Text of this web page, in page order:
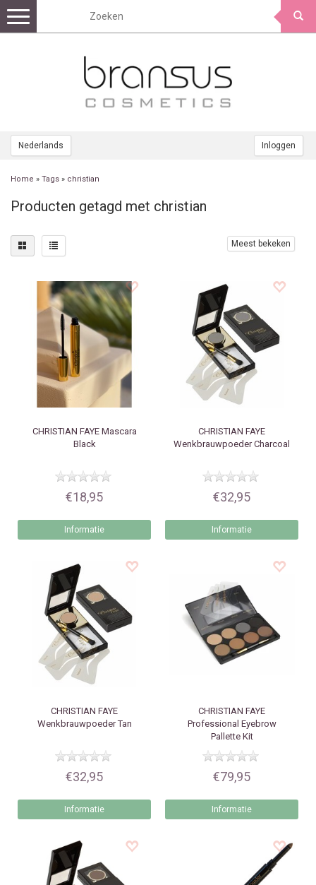
Nederlands Inloggen
Toggle
navigation
Home » Tags » christian
Producten getagd met christian
Meest bekeken
CHRISTIAN FAYEMascara
Black
€18,95
Informatie
CHRISTIAN FAYE
Wenkbrauwpoeder Charcoal
€32,95
Informatie
CHRISTIAN FAYE
Wenkbrauwpoeder Tan
€32,95
Informatie
CHRISTIAN FAYE
Professional Eyebrow
Pallette Kit
€79,95
Informatie